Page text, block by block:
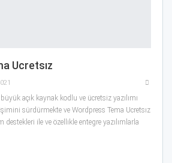
Ucretsız
açık kaynak kodlu ve ücretsiz yazılımı
sürdürmekte ve Wordpress Tema Ucretsız
destekleri ile ve özellikle entegre yazılımlarla